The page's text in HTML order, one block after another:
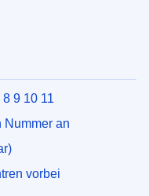
9 10 11
Nummer an
vorbei